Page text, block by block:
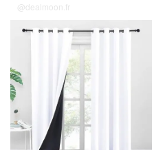
@dealmoon.fr
遮光窗帘